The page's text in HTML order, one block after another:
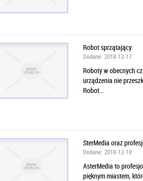
Robot sprzątający.
Dodane: 2018-12-17
Roboty w obecnych
urządzenia nie
Robot...
SterMedia oraz
Dodane: 2018-12-10
AsterMedia to
pięknym miastem,